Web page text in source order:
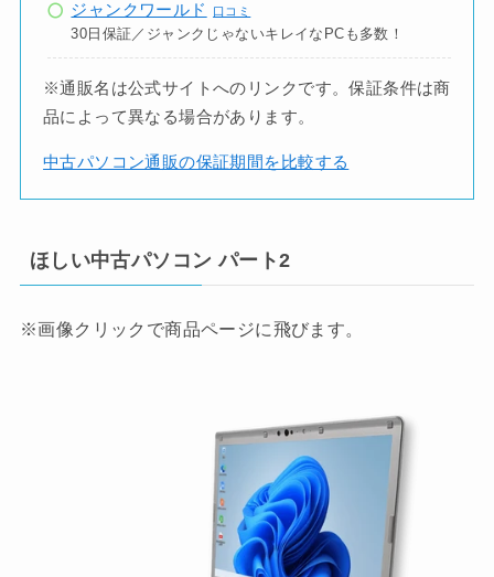
ジャンクワールド 口コミ
30日保証／ジャンクじゃないキレイなPCも多数！
※通販名は公式サイトへのリンクです。保証条件は商
品によって異なる場合があります。
中古パソコン通販の保証期間を比較する
ほしい中古パソコン パート2
※画像クリックで商品ページに飛びます。